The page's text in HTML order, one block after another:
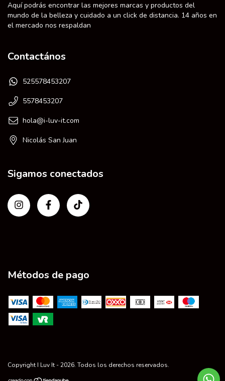
Aquí podrás encontrar las mejores marcas y productos del
mundo de la belleza y cuidado a un click de distancia. 14 años en
el mercado nos respaldan
Contactános
525578453207
5578453207
hola@i-luv-it.com
Nicolás San Juan
Sigamos conectados
Métodos de pago
Copyright I Luv It - 2026. Todos los derechos reservados.